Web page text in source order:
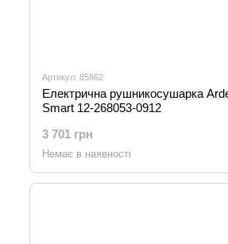
Артикул: 85862
Електрична рушникосушарка
Smart 12-268053-0912
3 701 грн
Немає в наявності